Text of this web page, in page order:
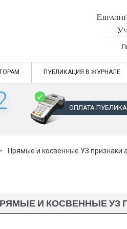
Евразийский Союз
ПУБЛИКАЦИЯ В ЖУРНАЛЕ
ОПЛАТА
Прямые и косвенные УЗ признаки
И КОСВЕННЫЕ УЗ